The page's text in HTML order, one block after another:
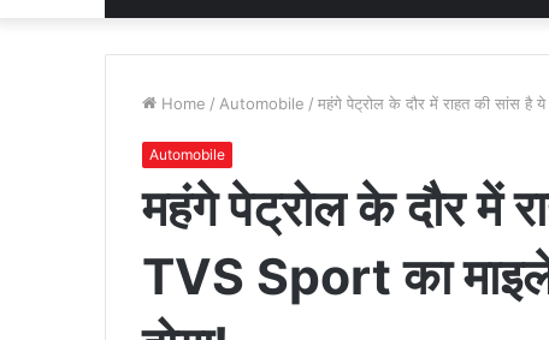
Home / Automobile / महंगे पेट्रोल के दौर में राहत की सांस है
Automobile
महंगे पेट्रोल के दौर में
TVS Sport का